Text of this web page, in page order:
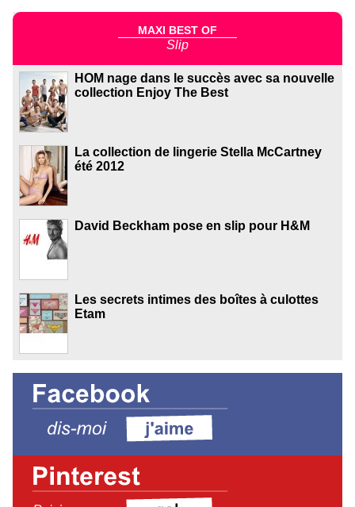
MAXI BEST OF
Slip
HOM nage dans le succès avec sa nouvelle
collection Enjoy The Best
La collection de lingerie Stella McCartney
été 2012
David Beckham pose en slip pour H&M
Les secrets intimes des boîtes à culottes
Etam